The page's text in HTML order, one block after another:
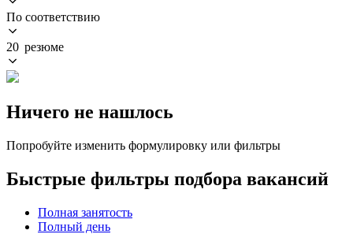
По соответствию
20 резюме
Ничего не нашлось
Попробуйте изменить формулировку или фильтры
Быстрые фильтры подбора вакансий
Полная занятость
Полный день